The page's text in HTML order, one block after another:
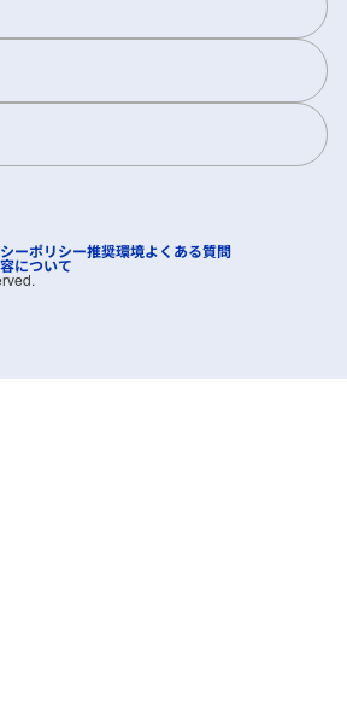
ーポリシー推奨環境よくある質問
について